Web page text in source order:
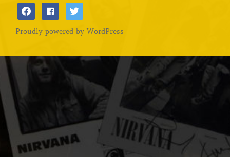
facebookfacebooktwitter
Proudly powered by WordPress